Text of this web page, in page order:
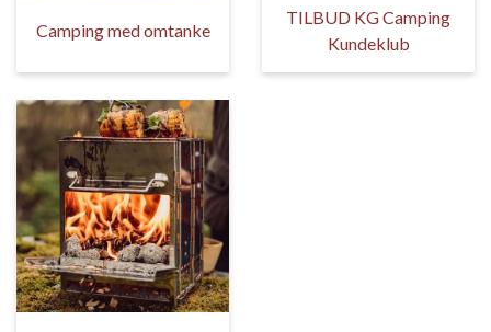
Camping med omtanke
TILBUD KG Camping
Kundeklub